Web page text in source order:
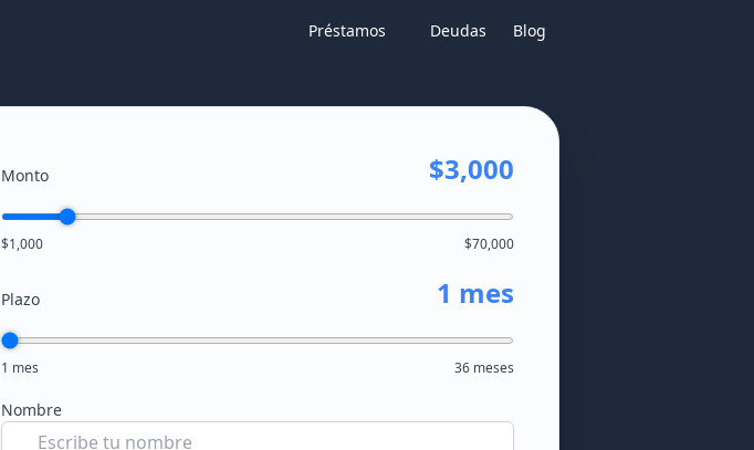
Préstamos Deudas Blog
Monto $3,000
$1,000 $70,000
Plazo 1 mes
1 mes 36 meses
Nombre